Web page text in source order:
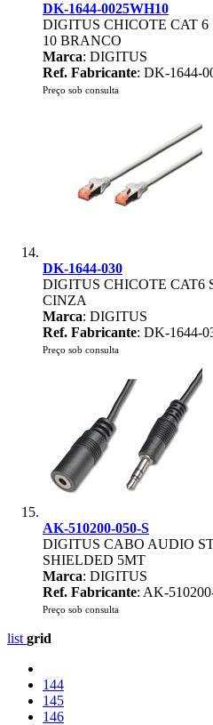
DK-1644-0025WH10
DIGITUS CHICOTE CAT 6
10 BRANCO
Marca: DIGITUS
Ref. Fabricante: DK-1644-
Preço sob consulta
DK-1644-030
DIGITUS CHICOTE CAT6
CINZA
Marca: DIGITUS
Ref. Fabricante: DK-1644-
Preço sob consulta
AK-510200-050-S
DIGITUS CABO AUDIO
SHIELDED 5MT
Marca: DIGITUS
Ref. Fabricante: AK-
Preço sob consulta
list grid
144
145
146